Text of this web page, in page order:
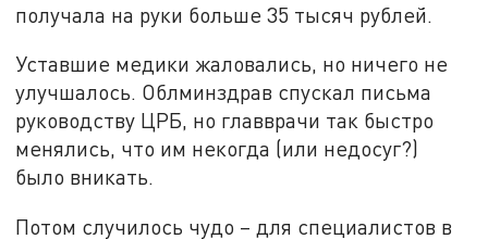
получала на руки больше 35 тысяч рублей.
Уставшие медики жаловались, но ничего не
улучшалось. Облминздрав спускал письма
руководству ЦРБ, но главврачи так быстро
менялись, что им некогда (или недосуг?)
было вникать.
Потом случилось чудо – для специалистов в